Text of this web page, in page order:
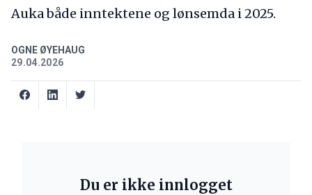
Auka både inntektene og lønsemda i 2025.
OGNE ØYEHAUG
29.04.2026
Du er ikke innlogget